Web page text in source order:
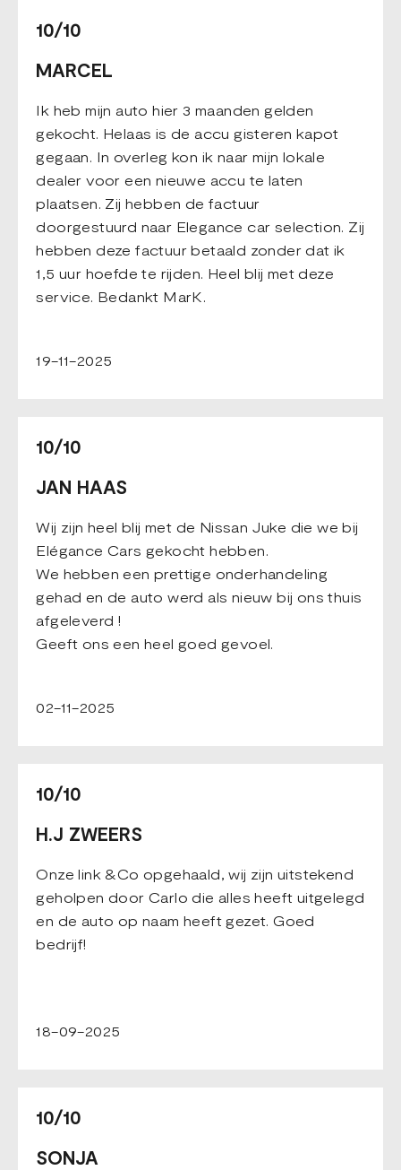
10/10
MARCEL
Ik heb mijn auto hier 3 maanden gelden
gekocht. Helaas is de accu gisteren kapot
gegaan. In overleg kon ik naar mijn lokale
dealer voor een nieuwe accu te laten
plaatsen. Zij hebben de factuur
doorgestuurd naar Elegance car selection. Zij
hebben deze factuur betaald zonder dat ik
1,5 uur hoefde te rijden. Heel blij met deze
service. Bedankt MarK.
19-11-2025
10/10
JAN HAAS
Wij zijn heel blij met de Nissan Juke die we bij
Elégance Cars gekocht hebben.
We hebben een prettige onderhandeling
gehad en de auto werd als nieuw bij ons thuis
afgeleverd !
Geeft ons een heel goed gevoel.
02-11-2025
10/10
H.J ZWEERS
Onze link &Co opgehaald, wij zijn uitstekend
geholpen door Carlo die alles heeft uitgelegd
en de auto op naam heeft gezet. Goed
bedrijf!
18-09-2025
10/10
SONJA